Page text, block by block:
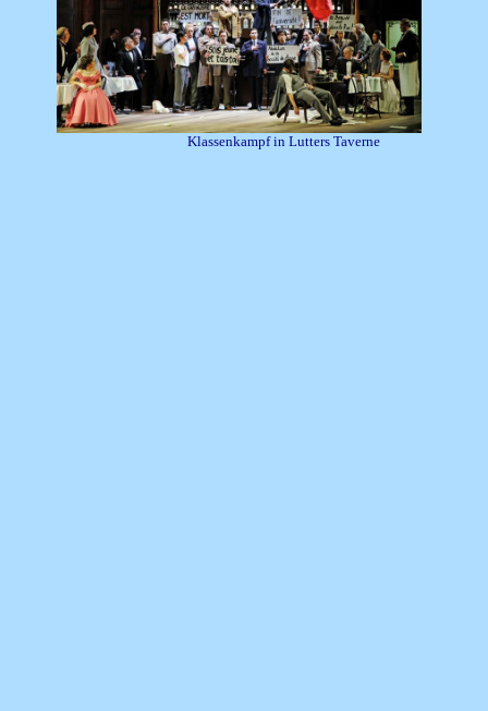
Klassenkampf in Lutters Taverne